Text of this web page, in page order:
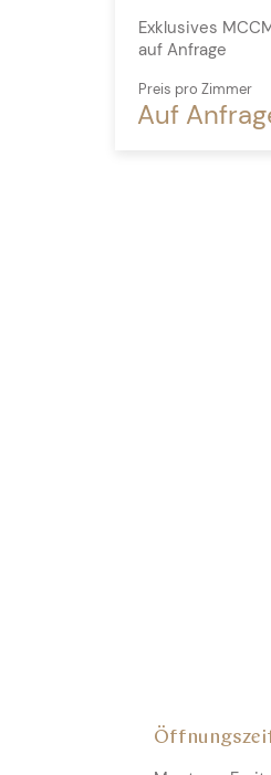
Exklusives
auf Anfrage
Preis pro Zimmer
Auf